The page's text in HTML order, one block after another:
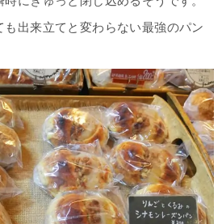
も出来立てと変わらない最強のパン